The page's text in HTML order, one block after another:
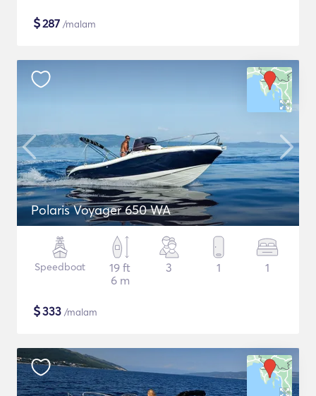
$287 /malam
Polaris Voyager 650 WA
Speedboat
19 ft
6 m
3 1 1
$333 /malam